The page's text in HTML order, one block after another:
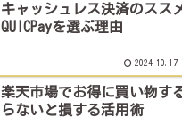
キャッシュレス決済のスス
QUICPayを選ぶ理由
2024.10.17
楽天市場でお得に買い物す
らないと損する活用術